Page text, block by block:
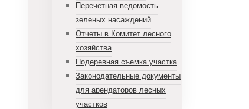
Перечетная ведомость
зеленых насаждений
Отчеты в Комитет лесного
хозяйства
Подеревная съемка участка
Законодательные документы
для арендаторов лесных
участков